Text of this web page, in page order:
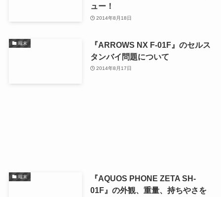
ュー！
2014年8月18日
端末
『ARROWS NX F-01F』のセルス
タンバイ問題について
2014年8月17日
端末
『AQUOS PHONE ZETA SH-
01F』の外観、重量、持ちやさを